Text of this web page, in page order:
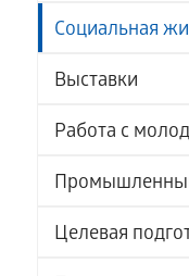
Социальная
Выставки
Работа с
Целевая